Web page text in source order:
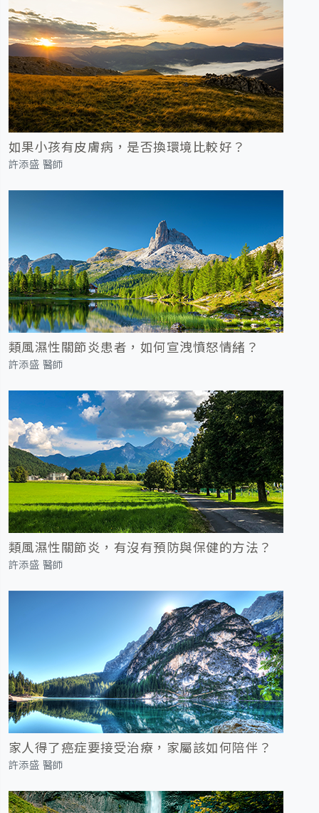
如果小孩有皮膚病，是否換環境比較好？
許添盛 醫師
類風濕性關節炎患者，如何宣洩憤怒情緒？
許添盛 醫師
類風濕性關節炎，有沒有預防與保健的方法？
許添盛 醫師
家人得了癌症要接受治療，家屬該如何陪伴？
許添盛 醫師